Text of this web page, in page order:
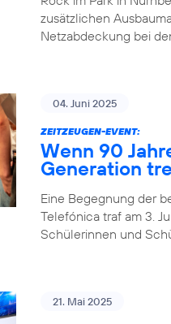
zusätzlichen
Netzabdeckung bei
04. Juni 2025
ZEITZEUGEN-EVENT:
Wenn 90
Generation
Eine Begegnung der
Telefónica traf am 3.
Schülerinnen und
21. Mai 2025